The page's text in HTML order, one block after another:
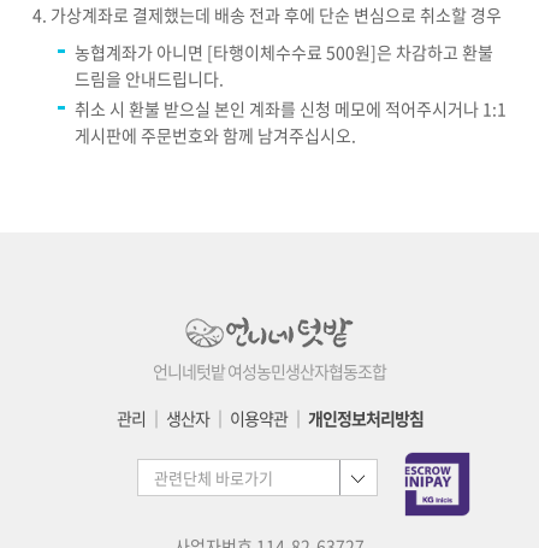
가상계좌로 결제했는데 배송 전과 후에 단순 변심으로 취소할 경우
농협계좌가 아니면 [타행이체수수료 500원]은 차감하고 환불
드림을 안내드립니다.
취소 시 환불 받으실 본인 계좌를 신청 메모에 적어주시거나 1:1
게시판에 주문번호와 함께 남겨주십시오.
언니네텃밭 여성농민생산자협동조합
관리 │ 생산자│ 이용약관│ 개인정보처리방침